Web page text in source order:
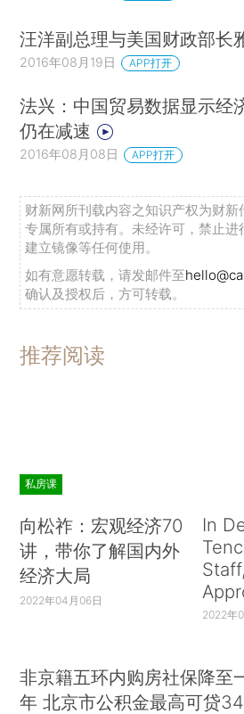
汪洋副总理与美国财政部长
2016年08月19日 APP打开
法兴：中国贸易数据显示经
仍在减速
2016年08月08日 APP打开
财新网所刊载内容之知识产权为财新
专属所有或持有。未经许可，禁止进
建立镜像等任何使用。
如有意愿转载，请发邮件至
确认及授权后，方可转载。
推荐阅读
私房课
向松祚：宏观经济70
讲，带你了解国内外
经济大局
2022年04月06日
In
2022年
非京籍五环内购房社保降至
年 北京市公积金最高可贷